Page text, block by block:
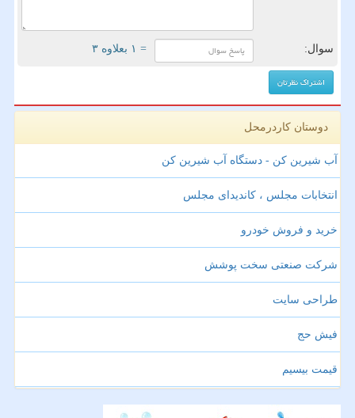
سوال: = ۱ بعلاوه ۳
دوستان کاردرمحل
آب شیرین کن - دستگاه آب شیرین کن
انتخابات مجلس ، کاندیدای مجلس
خرید و فروش خودرو
شرکت صنعتی سخت پوشش
طراحی سایت
فیش حج
قیمت بیسیم